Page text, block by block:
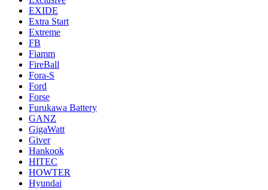
EXIDE
Extra Start
Extreme
FB
Fiamm
FireBall
Fora-S
Ford
Forse
Furukawa Battery
GANZ
GigaWatt
Giver
Hankook
HITEC
HOWTER
Hyundai